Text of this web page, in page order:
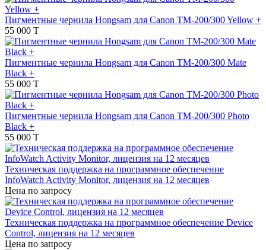
Пигментные чернила Hongsam для Canon TM-200/300 Yellow +
55 000 T
Пигментные чернила Hongsam для Canon TM-200/300 Mate
Black +
55 000 T
Пигментные чернила Hongsam для Canon TM-200/300 Photo
Black +
55 000 T
Техническая поддержка на программное обеспечение
InfoWatch Activity Monitor, лицензия на 12 месяцев
Цена по запросу
Техническая поддержка на программное обеспечение Device
Control, лицензия на 12 месяцев
Цена по запросу